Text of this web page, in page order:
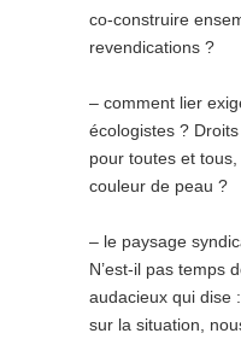
co-construire
revendications ?
– comment lier
écologistes ?
pour toutes et
couleur de peau ?
– le paysage
N’est-il pas temps
audacieux qui dise
sur la situation,